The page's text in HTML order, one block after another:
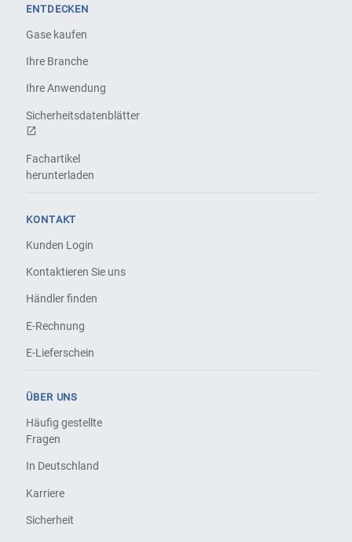
ENTDECKEN
Gase kaufen
Ihre Branche
Ihre Anwendung
Sicherheitsdatenblätter
Fachartikel
herunterladen
KONTAKT
Kunden Login
Kontaktieren Sie uns
Händler finden
E-Rechnung
E-Lieferschein
ÜBER UNS
Häufig gestellte
Fragen
In Deutschland
Karriere
Sicherheit